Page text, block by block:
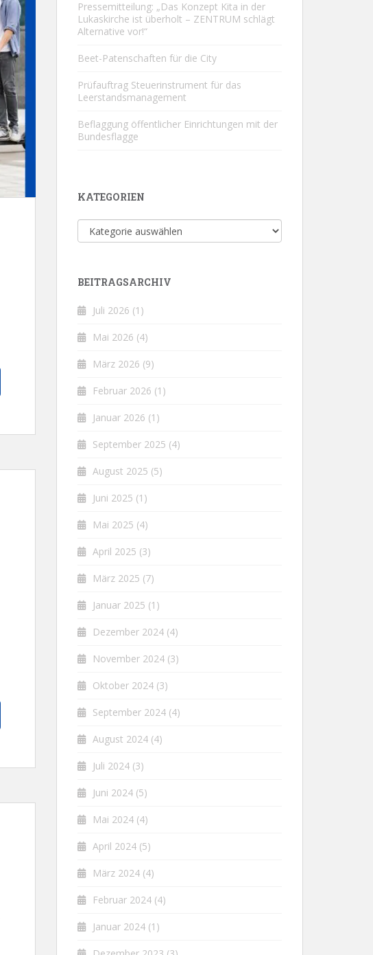
Pressemitteilung: „Das Konzept Kita in der
Lukaskirche ist überholt – ZENTRUM schlägt
Alternative vor!“
Beet-Patenschaften für die City
Prüfauftrag Steuerinstrument für das
Leerstandsmanagement
Beflaggung öffentlicher Einrichtungen mit der
Bundesflagge
KATEGORIEN
Kategorien
BEITRAGSARCHIV
Juli 2026 (1)
Mai 2026 (4)
März 2026 (9)
Februar 2026 (1)
Januar 2026 (1)
September 2025 (4)
August 2025 (5)
Juni 2025 (1)
Mai 2025 (4)
April 2025 (3)
März 2025 (7)
Januar 2025 (1)
Dezember 2024 (4)
November 2024 (3)
Oktober 2024 (3)
September 2024 (4)
August 2024 (4)
Juli 2024 (3)
Juni 2024 (5)
Mai 2024 (4)
April 2024 (5)
März 2024 (4)
Februar 2024 (4)
Januar 2024 (1)